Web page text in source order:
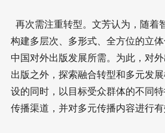
再次需注重转型。文芳认为，随着
构建多层次、多形式、全方位的立
中国对外出版发展所需。为此，对
出版之外，探索融合转型和多元发
设的同时，以目标受众群体的不同
传播渠道，并对多元传播内容进行有